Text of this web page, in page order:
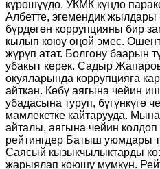
күрөшүүдө. УКМК күндө
Албетте, эгемендик жылдары
бүрдөгөн коррупцияны бир
кылып коюу оңой эмес.
жүрүп атат. Болгону баарын
убакыт керек. Садыр
окуяларында коррупцияга
айткан. Көбү аягына чейин
убадасына туруп, бүгүнкүгө
мамлекетке кайтарууда. Мына
айталы, аягына чейин колдоп
рейтингдер Батыш уюмдары
Саясый кызыкчылыктарды
жарыялап коюшу мүмкүн. Р